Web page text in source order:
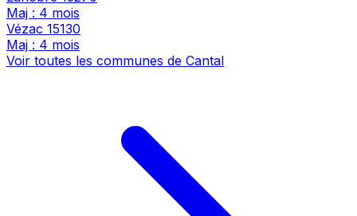
Maj : 4 mois
Vézac 15130
Maj : 4 mois
Voir toutes les communes de Cantal